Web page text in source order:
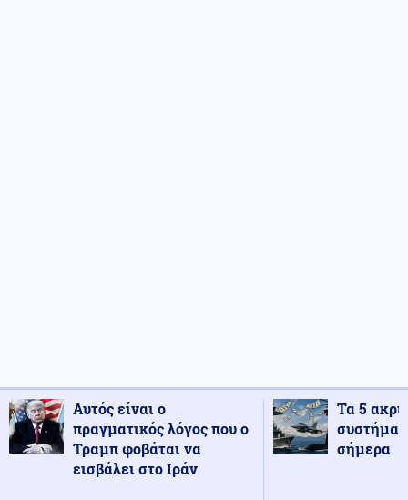
Αυτός είναι ο
πραγματικός λόγος που ο
Τραμπ φοβάται να
εισβάλει στο Ιράν
Τα 5
σήμερα